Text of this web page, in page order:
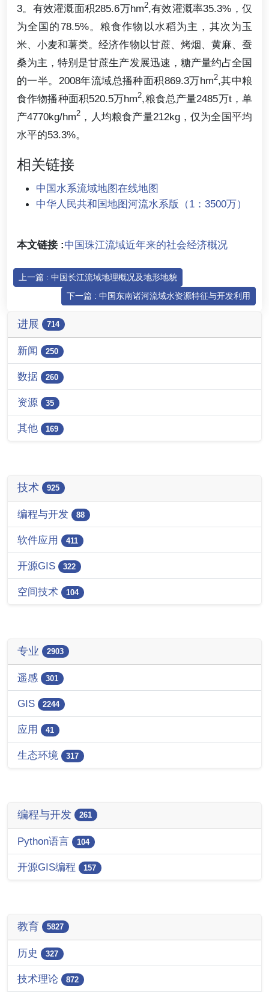
3。有效灌溉面积285.6万hm2,有效灌溉率35.3%，仅
为全国的78.5%。粮食作物以水稻为主，其次为玉
米、小麦和薯类。经济作物以甘蔗、烤烟、黄麻、蚕
桑为主，特别是甘蔗生产发展迅速，糖产量约占全国
的一半。2008年流域总播种面积869.3万hm2,其中粮
食作物播种面积520.5万hm2,粮食总产量2485万t，单
产4770kg/hm2 ，人均粮食产量212kg，仅为全国平均
水平的53.3%。
相关链接
中国水系流域地图在线地图
中华人民共和国地图河流水系版（1：3500万）
本文链接 :中国珠江流域近年来的社会经济概况
上一篇 : 中国长江流域地理概况及地形地貌
下一篇 : 中国东南诸河流域水资源特征与开发利用
进展 714
新闻 250
数据 260
资源 35
其他 169
技术 925
编程与开发 88
软件应用 411
开源GIS 322
空间技术 104
专业 2903
遥感 301
GIS 2244
应用 41
生态环境 317
编程与开发 261
Python语言 104
开源GIS编程 157
教育 5827
历史 327
技术理论 872